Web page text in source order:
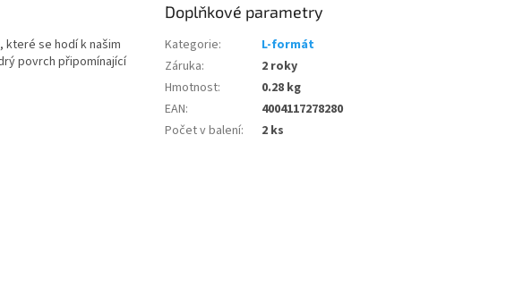
které se hodí k našim
povrch připomínající
Doplňkové parametry
Kategorie:
L-formát
Záruka:
2 roky
Hmotnost:
0.28 kg
EAN:
4004117278280
Počet v balení: 2 ks